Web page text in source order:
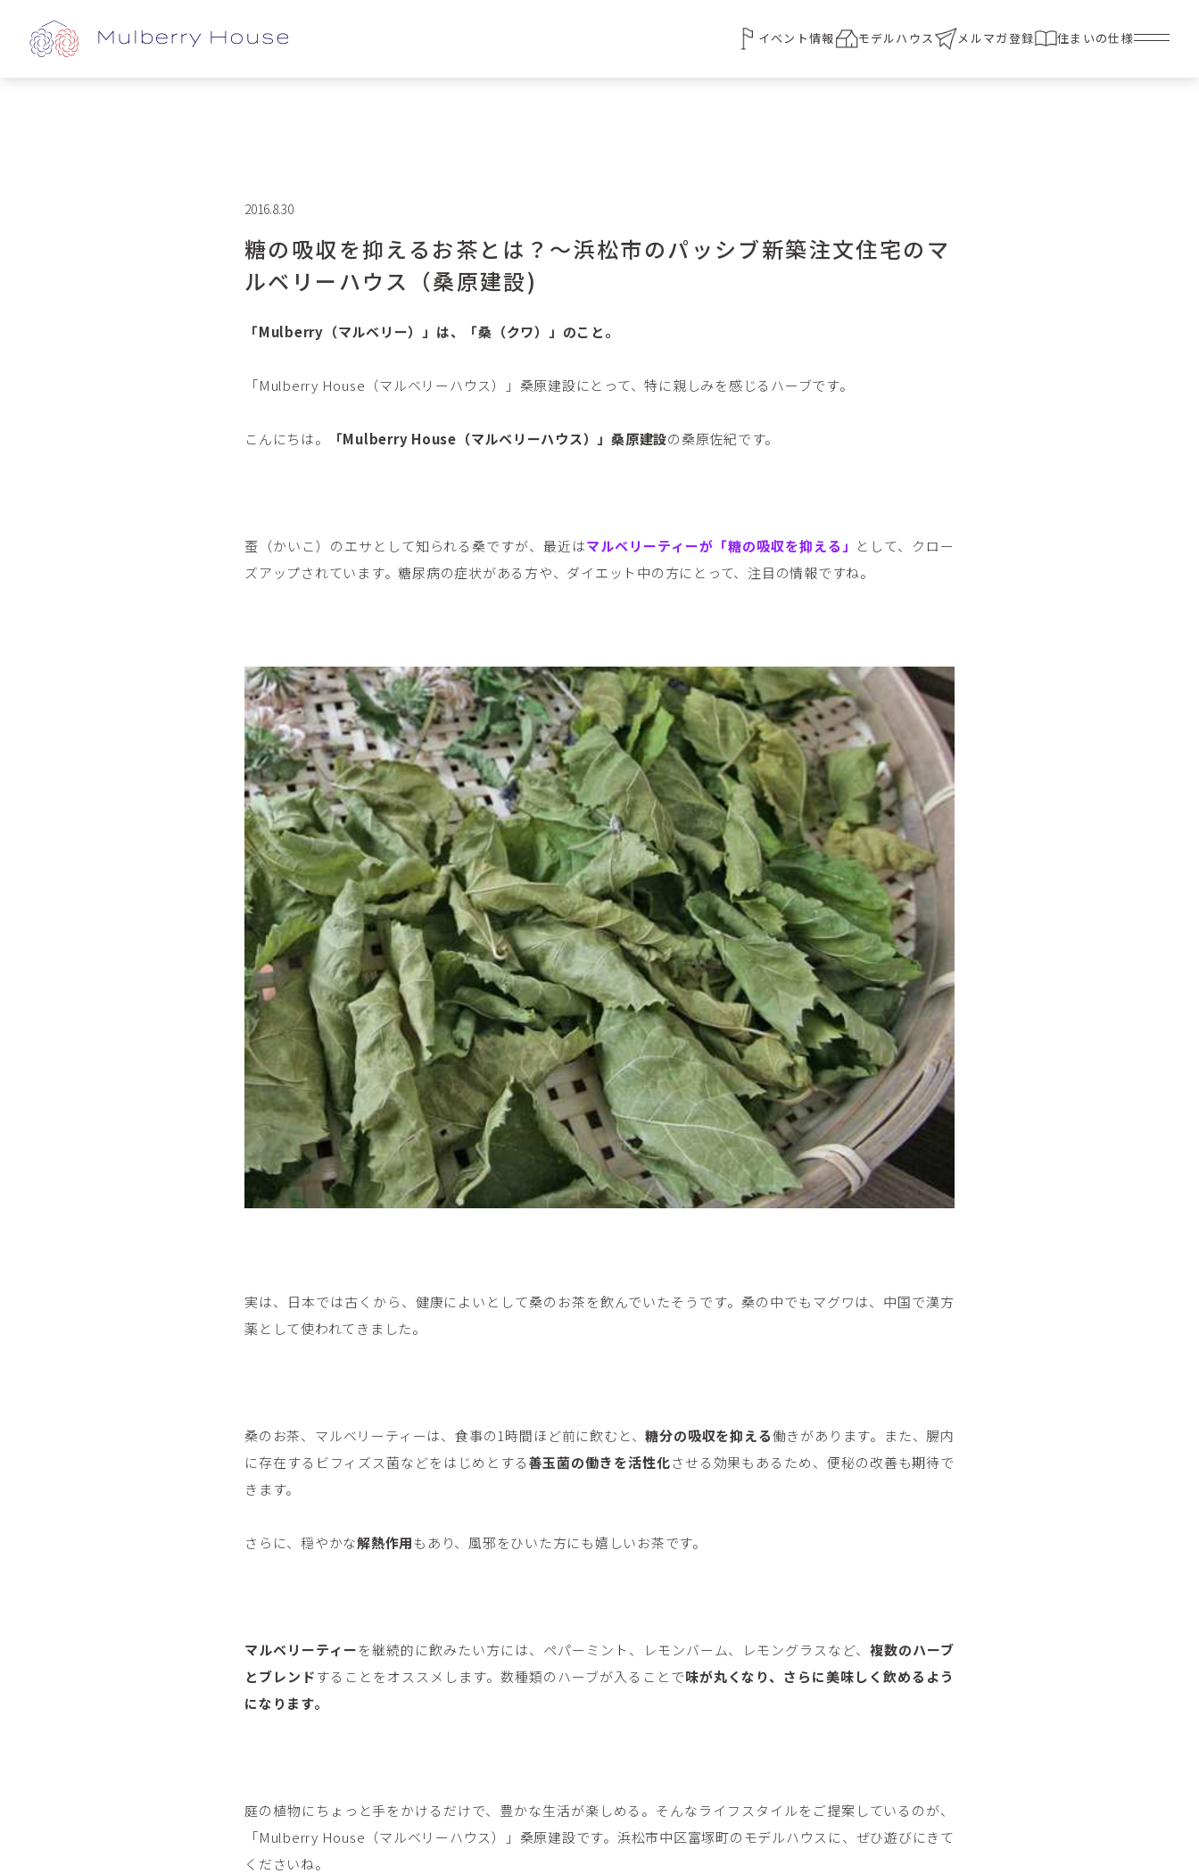
イベント情報 モデルハウス メルマガ登録 住まいの仕様
2016.8.30
糖の吸収を抑えるお茶とは？～浜松市のパッシブ新築注文住宅のマ
ルベリーハウス（桑原建設)
「Mulberry（マルベリー）」は、「桑（クワ）」のこと。
「Mulberry House（マルベリーハウス）」桑原建設にとって、特に親しみを感じるハーブです。
こんにちは。 「Mulberry House（マルベリーハウス）」桑原建設の桑原佐紀です。
蚕（かいこ）のエサとして知られる桑ですが、最近はマルベリーティーが「糖の吸収を抑える」 として、クロー
ズアップされています。糖尿病の症状がある方や、ダイエット中の方にとって、注目の情報ですね。
実は、日本では古くから、健康によいとして桑のお茶を飲んでいたそうです。桑の中でもマグワは、中国で漢方
薬として使われてきました。
桑のお茶、マルベリーティーは、食事の1時間ほど前に飲むと、糖分の吸収を抑える働きがあります。また、腸内
に存在するビフィズス菌などをはじめとする善玉菌の働きを活性化させる効果もあるため、便秘の改善も期待で
きます。
さらに、穏やかな解熱作用もあり、風邪をひいた方にも嬉しいお茶です。
マルベリーティーを継続的に飲みたい方には、ペパーミント、レモンバーム、レモングラスなど、複数のハーブ
とブレンドすることをオススメします。数種類のハーブが入ることで味が丸くなり、さらに美味しく飲めるよう
になります。
庭の植物にちょっと手をかけるだけで、豊かな生活が楽しめる。そんなライフスタイルをご提案しているのが、
「Mulberry House（マルベリーハウス）」桑原建設です。浜松市中区富塚町のモデルハウスに、ぜひ遊びにきて
くださいね。